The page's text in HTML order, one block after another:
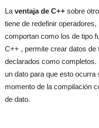
La ventaja de C++ sobre
tiene de redefinir
comportan como los de tipo
C++ , permite crear datos
declarados como
un dato para que esto
momento de la compilación
de dato.